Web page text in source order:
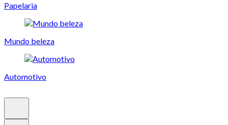
Papelaria
Mundo beleza
Automotivo